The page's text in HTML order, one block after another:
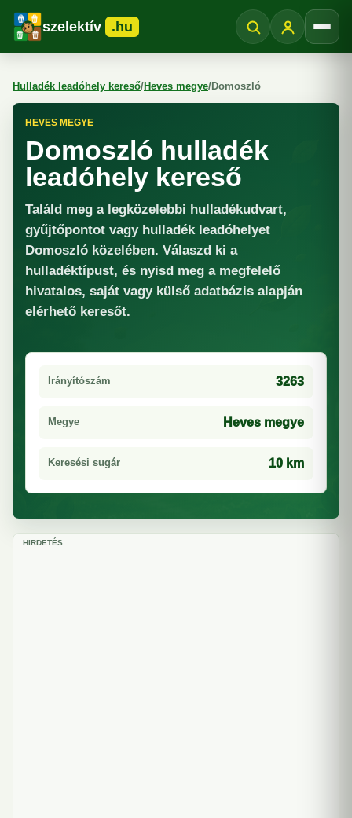
szelektív .hu
Hulladék leadóhely kereső/Heves megye/Domoszló
HEVES MEGYE
Domoszló hulladék
leadóhely kereső
Találd meg a legközelebbi hulladékudvart,
gyűjtőpontot vagy hulladék leadóhelyet
Domoszló közelében. Válaszd ki a
hulladéktípust, és nyisd meg a megfelelő
hivatalos, saját vagy külső adatbázis alapján
elérhető keresőt.
Irányítószám 3263
Megye Heves megye
Keresési sugár 10 km
HIRDETÉS